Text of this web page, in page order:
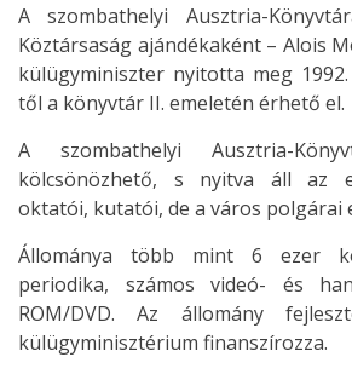
A szombathelyi Ausztria-
Köztársaság ajándékaként – Alois
külügyminiszter nyitotta meg
től a könyvtár II. emeletén érhető el.
A szombathelyi Ausztria-
kölcsönözhető, s nyitva áll az
oktatói, kutatói, de a város polgárai
Állománya több mint 6 ezer
periodika, számos videó- és
ROM/DVD. Az állomány
külügyminisztérium finanszírozza.